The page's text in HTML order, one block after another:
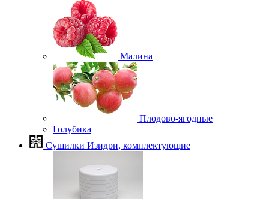
Малина
Плодово-ягодные
Голубика
Сушилки Изидри, комплектующие